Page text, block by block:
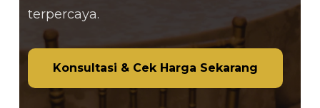
terpercaya.
Konsultasi & Cek Harga Sekarang